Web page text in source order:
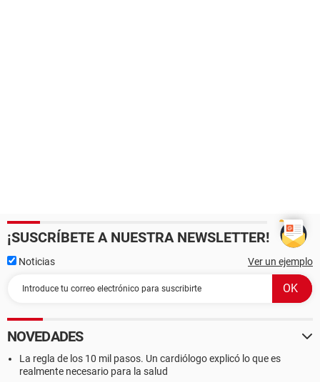
¡SUSCRÍBETE A NUESTRA NEWSLETTER!
Noticias Ver un ejemplo
NOVEDADES
La regla de los 10 mil pasos. Un cardiólogo explicó lo que es
realmente necesario para la salud